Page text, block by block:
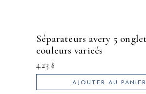
séparateurs avery 5 onglets a4
couleurs varieés
4.23 $
AJOUTER AU PANIER